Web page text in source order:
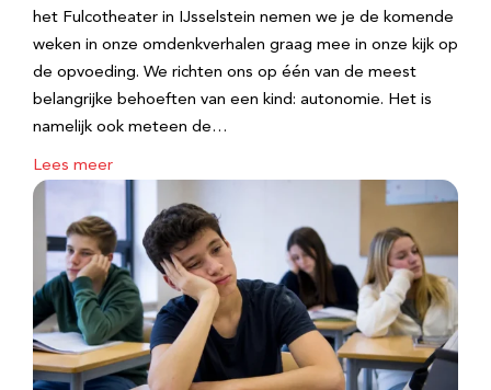
het Fulcotheater in IJsselstein nemen we je de komende
weken in onze omdenkverhalen graag mee in onze kijk op
de opvoeding. We richten ons op één van de meest
belangrijke behoeften van een kind: autonomie. Het is
namelijk ook meteen de…
Lees meer